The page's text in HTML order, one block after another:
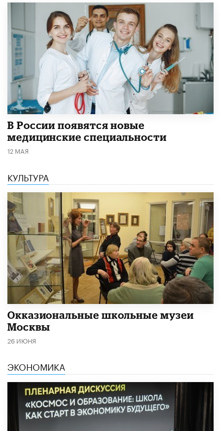
В России появятся новые
медицинские специальности
12 МАЯ
КУЛЬТУРА
​Окказиональные школьные музеи
Москвы
26 ИЮНЯ
ЭКОНОМИКА